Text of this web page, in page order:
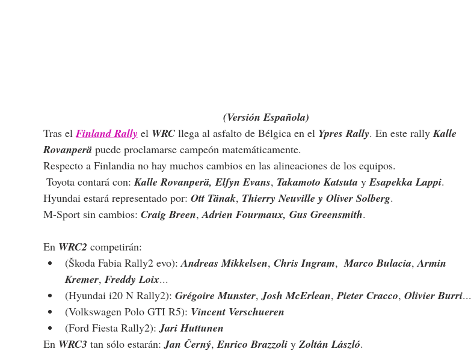
(Versión Española)
Tras el Finland Rally el WRC llega al asfalto de Bélgica en el Ypres Rally. En este rally Kalle
Rovanperä puede proclamarse campeón matemáticamente.
Respecto a Finlandia no hay muchos cambios en las alineaciones de los equipos.
Toyota contará con: Kalle Rovanperä, Elfyn Evans, Takamoto Katsuta y Esapekka Lappi.
Hyundai estará representado por: Ott Tänak, Thierry Neuville y Oliver Solberg.
M-Sport sin cambios: Craig Breen, Adrien Fourmaux, Gus Greensmith.
En WRC2 competirán:
(Škoda Fabia Rally2 evo): Andreas Mikkelsen, Chris Ingram, Marco Bulacia, Armin
Kremer, Freddy Loix...
(Hyundai i20 N Rally2): Grégoire Munster, Josh McErlean, Pieter Cracco, Olivier Burri...
(Volkswagen Polo GTI R5): Vincent Verschueren
(Ford Fiesta Rally2): Jari Huttunen
En WRC3 tan sólo estarán: Jan Černý, Enrico Brazzoli y Zoltán László.